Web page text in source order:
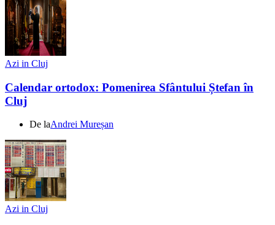
Azi in Cluj
Calendar ortodox: Pomenirea Sfântului Ștefan în
Cluj
De laAndrei Mureșan
Azi in Cluj